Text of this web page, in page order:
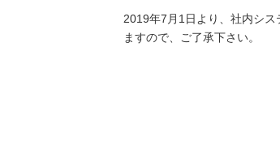
2019年7月1日より、社内シス
ますので、ご了承下さい。